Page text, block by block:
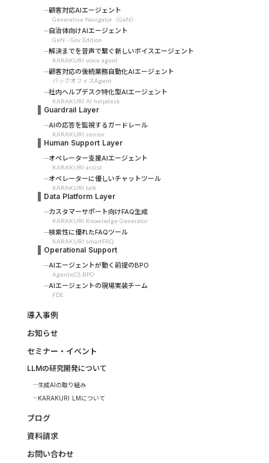
顧客対応AIエージェント
Generative Navigator（GeN）
自治体向けAIエージェント
GeN - Gov Edition
解決までを音声で繋ぐ新しいボイスエージェント
KARAKURI voice agent
顧客対応の後続業務自動化AIエージェント
バックオフィスAgent
社内ヘルプデスク特化型AIエージェント
KARAKURI AI helpdesk
Guardrail Layer
AIの応答を監視するガードレール
KARAKURI sensor
Human Support Layer
オペレーター支援AIエージェント
KARAKURI assist
オペレーターに優しいチャットツール
KARAKURI talk
Data Platform Layer
カスタマーサポート向けFAQ生成
KARAKURI Knowledge Generator
検索性に優れたFAQツール
KARAKURI smartFAQ
Operational Support
AIエージェントが動く前提のBPO
AgenticCS BPO
AIエージェントの現場実装チーム
FDE
導入事例
お知らせ
セミナー・イベント
LLMの研究開発について
生成AIの取り組み
KARAKURI LMについて
ブログ
資料請求
お問い合わせ